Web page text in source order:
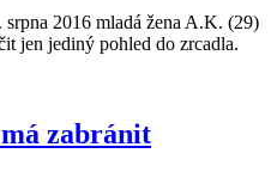
2016 mladá žena A.K. (29)
jen jediný pohled do zrcadla.
zabránit